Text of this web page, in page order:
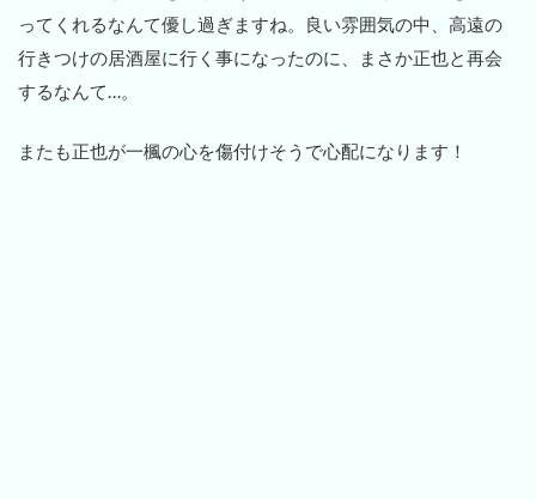
ってくれるなんて優し過ぎますね。良い雰囲気の中、高遠の
行きつけの居酒屋に行く事になったのに、まさか正也と再会
するなんて…。
またも正也が一楓の心を傷付けそうで心配になります！